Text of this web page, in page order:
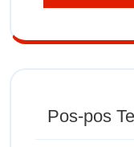
Pos-pos